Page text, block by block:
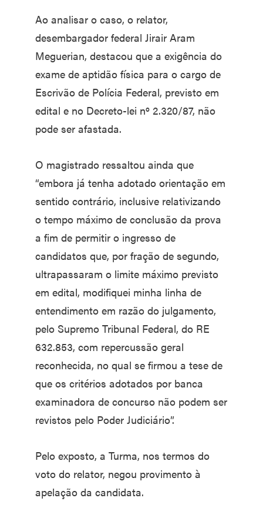
Ao analisar o caso, o relator,
desembargador federal Jirair Aram
Meguerian, destacou que a exigência do
exame de aptidão física para o cargo de
Escrivão de Polícia Federal, previsto em
edital e no Decreto-lei nº 2.320/87, não
pode ser afastada.
O magistrado ressaltou ainda que
“embora já tenha adotado orientação em
sentido contrário, inclusive relativizando
o tempo máximo de conclusão da prova
a fim de permitir o ingresso de
candidatos que, por fração de segundo,
ultrapassaram o limite máximo previsto
em edital, modifiquei minha linha de
entendimento em razão do julgamento,
pelo Supremo Tribunal Federal, do RE
632.853, com repercussão geral
reconhecida, no qual se firmou a tese de
que os critérios adotados por banca
examinadora de concurso não podem ser
revistos pelo Poder Judiciário”.
Pelo exposto, a Turma, nos termos do
voto do relator, negou provimento à
apelação da candidata.